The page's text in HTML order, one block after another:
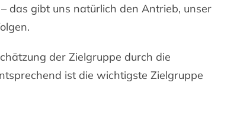
das gibt uns natürlich den Antrieb, unser
der Zielgruppe durch die
ist die wichtigste Zielgruppe